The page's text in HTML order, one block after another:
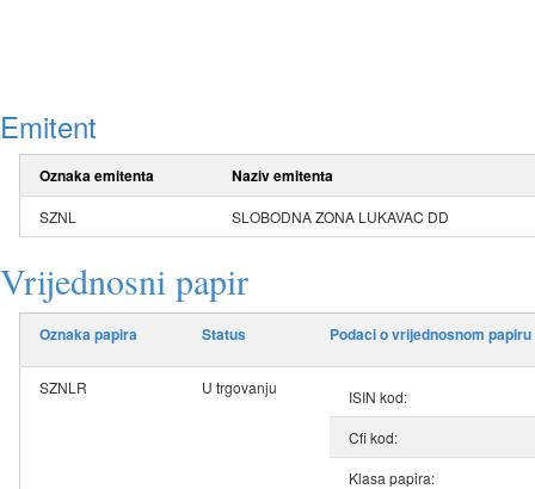
Emitent
Oznaka emitenta Naziv emitenta
SZNL SLOBODNA ZONA LUKAVAC DD
Vrijednosni papir
Oznaka papira Status Podaci o vrijednosnom papiru
SZNLR U trgovanju
ISIN kod:
Cfi kod:
Klasa papira: